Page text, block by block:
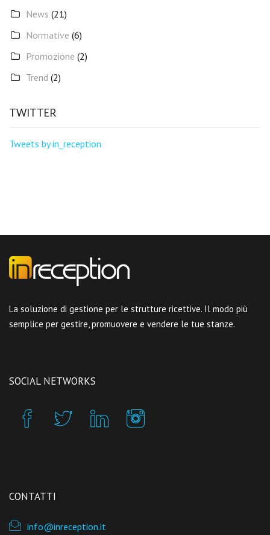
News (21)
Normative (6)
Promozione (2)
Trend (2)
TWITTER
Tweets by in_reception
La soluzione di gestione per le strutture ricettive. Il modo più
semplice per gestire, promuovere e vendere le tue stanze.
SOCIAL NETWORKS
CONTATTI
info@inreception.it